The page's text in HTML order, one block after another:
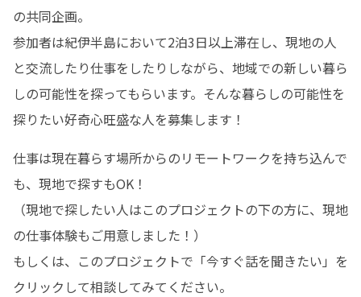
の共同企画。
参加者は紀伊半島において2泊3日以上滞在し、現地の人
と交流したり仕事をしたりしながら、地域での新しい暮ら
しの可能性を探ってもらいます。そんな暮らしの可能性を
探りたい好奇心旺盛な人を募集します！
仕事は現在暮らす場所からのリモートワークを持ち込んで
も、現地で探すもOK！
（現地で探したい人はこのプロジェクトの下の方に、現地
の仕事体験もご用意しました！）
もしくは、このプロジェクトで「今すぐ話を聞きたい」を
クリックして相談してみてください。